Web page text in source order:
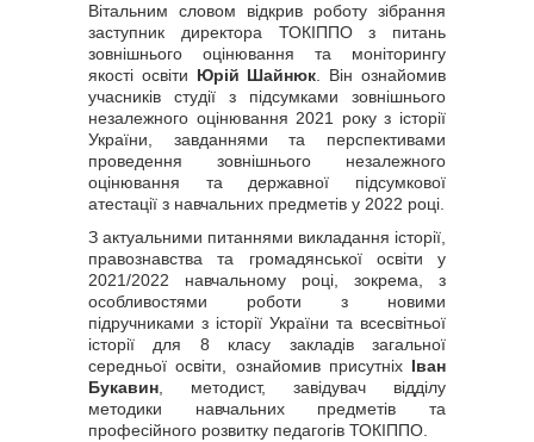
Вітальним словом відкрив роботу зібрання
заступник директора ТОКІППО з питань
зовнішнього оцінювання та моніторингу
якості освіти Юрій Шайнюк . Він ознайомив
учасників студії з підсумками зовнішнього
незалежного оцінювання 2021 року з історії
України, завданнями та перспективами
проведення зовнішнього незалежного
оцінювання та державної підсумкової
атестації з навчальних предметів у 2022 році.
З актуальними питаннями викладання історії,
правознавства та громадянської освіти у
2021/2022 навчальному році, зокрема, з
особливостями роботи з новими
підручниками з історії України та всесвітньої
історії для 8 класу закладів загальної
середньої освіти, ознайомив присутніх Іван
Букавин , методист, завідувач відділу
методики навчальних предметів та
професійного розвитку педагогів ТОКІППО.